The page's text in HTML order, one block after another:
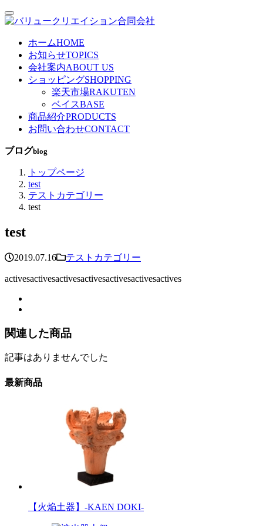
ホームHOME
お知らせTOPICS
会社案内ABOUT US
ショッピングSHOPPING
楽天市場RAKUTEN
ベイスBASE
商品紹介PRODUCTS
お問い合わせCONTACT
ブログblog
トップページ
test
テストカテゴリー
test
test
2019.07.16 テストカテゴリー
activesactivesactivesactivesactivesactivesactives
関連した商品
記事はありませんでした
最新商品
【火焔土器】-KAEN DOKI-